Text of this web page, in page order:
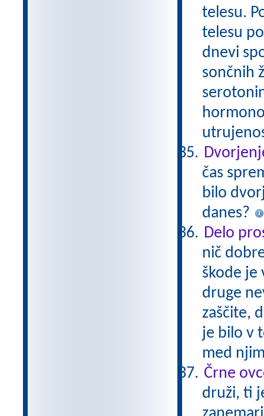
telesu.
telesu
dnevi
sončnih
čas
bilo
danes?
Delo
nič
škode je
druge
zaščite,
je bilo v
med
Črne
druži, ti